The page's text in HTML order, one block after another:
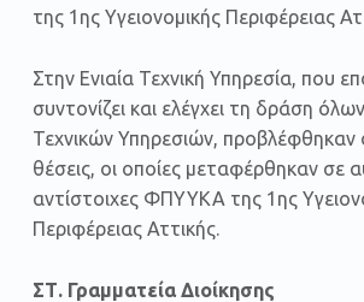
της 1ης Υγειονομικής Περιφέρειας
Στην Ενιαία Τεχνική Υπηρεσία, που
συντονίζει και ελέγχει τη δράση
Τεχνικών Υπηρεσιών, προβλέφθηκαν
θέσεις, οι οποίες μεταφέρθηκαν σε
αντίστοιχες ΦΠΥΥKA της 1ης
Περιφέρειας Αττικής.
ΣΤ. Γραμματεία Διοίκησης